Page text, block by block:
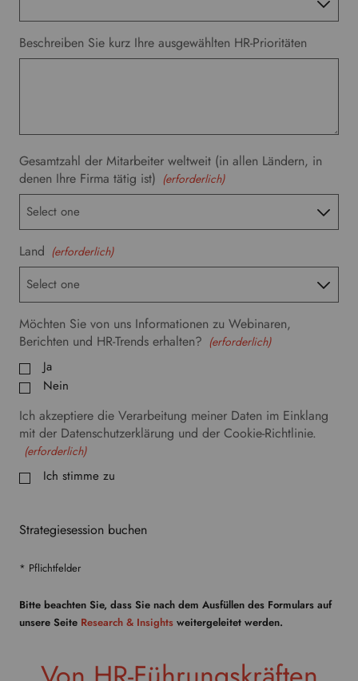
Beschreiben Sie kurz Ihre ausgewählten HR-Prioritäten
Gesamtzahl der Mitarbeiter weltweit (in allen Ländern, in
denen Ihre Firma tätig ist) (erforderlich)
Land (erforderlich)
Möchten Sie von uns Informationen zu Webinaren,
Berichten und HR-Trends erhalten? (erforderlich)
Ja
Nein
Ich akzeptiere die Verarbeitung meiner Daten im Einklang
mit der Datenschutzerklärung und der Cookie-Richtlinie.
(erforderlich)
Ich stimme zu
Strategiesession buchen
* Pflichtfelder
Bitte beachten Sie, dass Sie nach dem Ausfüllen des Formulars auf
unsere Seite Research & Insights weitergeleitet werden.